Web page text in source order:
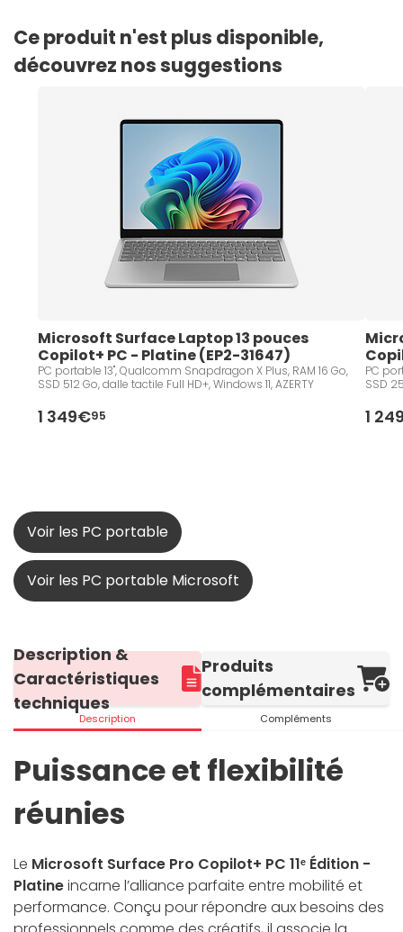
Ce produit n'est plus disponible,
découvrez nos suggestions
Microsoft Surface Laptop 13 pouces
Copilot+ PC - Platine (EP2-31647)
PC portable 13", Qualcomm Snapdragon X Plus, RAM 16 Go,
SSD 512 Go, dalle tactile Full HD+, Windows 11, AZERTY
1 349€95
PC
SSD
1
Voir les PC portable
Voir les PC portable Microsoft
Description &
Caractéristiques
techniques
Description
Produits
complémentaires
Compléments
Puissance et flexibilité
réunies
Le Microsoft Surface Pro Copilot+ PC 11ᵉ Édition -
Platineincarne l’alliance parfaite entre mobilité et
performance. Conçu pour répondre aux besoins des